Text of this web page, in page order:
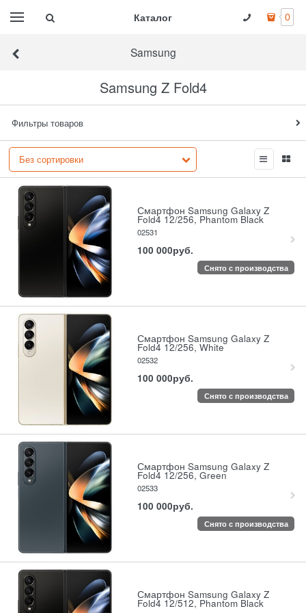
Каталог 0
Samsung
Samsung Z Fold4
Фильтры товаров
Смартфон Samsung Galaxy Z
Fold4 12/256, Phantom Black
02531
100 000руб.
Снято с производства
Смартфон Samsung Galaxy Z
Fold4 12/256, White
02532
100 000руб.
Снято с производства
Смартфон Samsung Galaxy Z
Fold4 12/256, Green
02533
100 000руб.
Снято с производства
Смартфон Samsung Galaxy Z
Fold4 12/512, Phantom Black